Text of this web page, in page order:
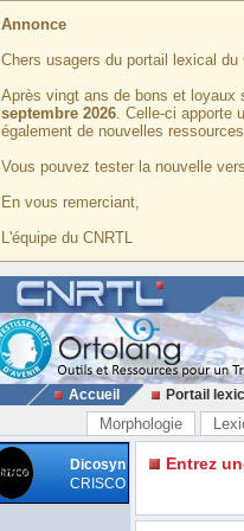
Annonce
Chers usagers du portail lexical du
Après vingt ans de bons et loyaux
septembre 2026. Celle-ci apporte
également de nouvelles
Vous pouvez tester la nouvelle
En vous remerciant,
L'équipe du CNRTL
Accueil Portail
Morphologie
Dicosyn
CRISCO
Entrez